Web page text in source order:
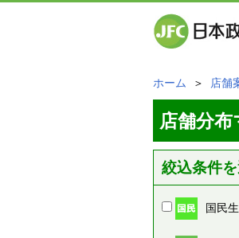
ホーム ＞ 店舗
店舗分
絞込条件
国民